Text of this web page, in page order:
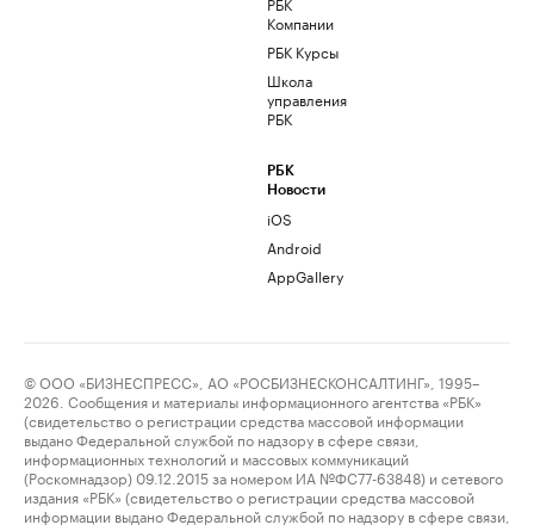
Компании
РБК Курсы
Школа
управления
РБК
РБК
Новости
iOS
Android
AppGallery
© ООО «БИЗНЕСПРЕСС», АО «РОСБИЗНЕСКОНСАЛТИНГ», 1995–
2026. Сообщения и материалы информационного агентства «РБК»
(свидетельство о регистрации средства массовой информации
выдано Федеральной службой по надзору в сфере связи,
информационных технологий и массовых коммуникаций
(Роскомнадзор) 09.12.2015 за номером ИА №ФС77-63848) и сетевого
издания «РБК» (свидетельство о регистрации средства массовой
информации выдано Федеральной службой по надзору в сфере связи,